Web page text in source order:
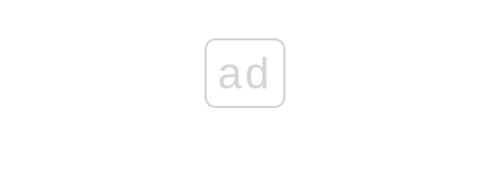
ad